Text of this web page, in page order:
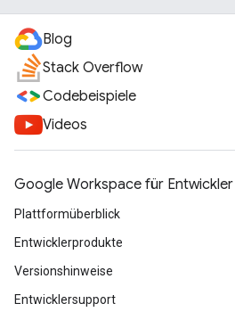
Blog
Stack Overflow
Codebeispiele
Videos
Google Workspace für Entwickler
Plattformüberblick
Entwicklerprodukte
Versionshinweise
Entwicklersupport